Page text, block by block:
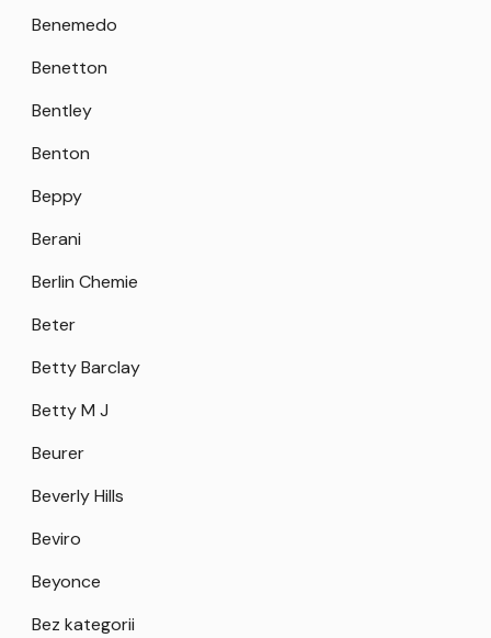
Benemedo
Benetton
Bentley
Benton
Beppy
Berani
Berlin Chemie
Beter
Betty Barclay
Betty M J
Beurer
Beverly Hills
Beviro
Beyonce
Bez kategorii